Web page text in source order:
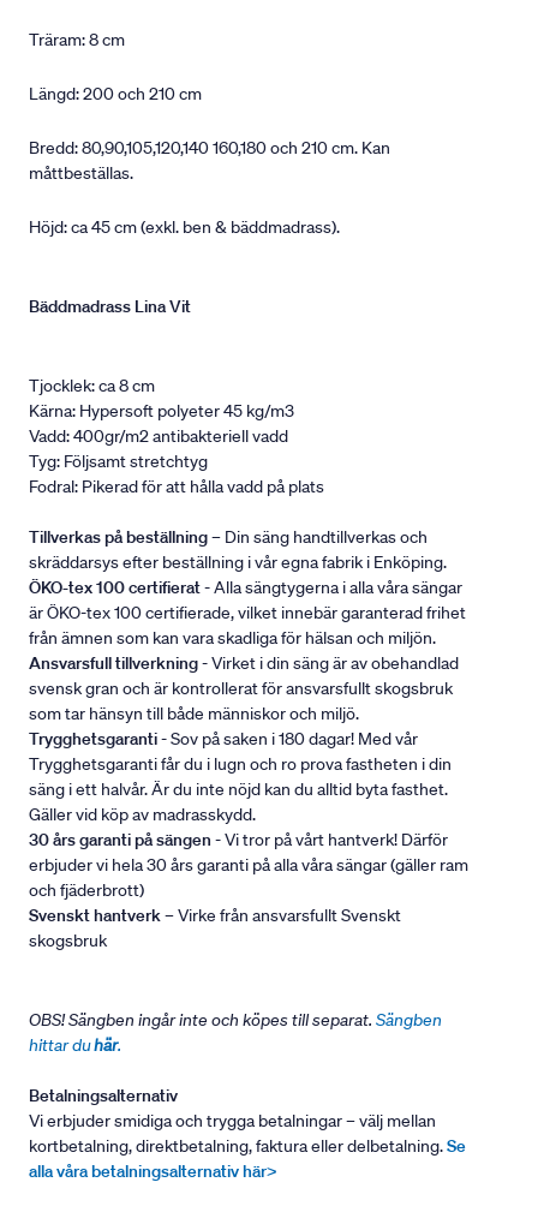
Träram: 8 cm
Längd: 200 och 210 cm
Bredd: 80,90,105,120,140 160,180 och 210 cm. Kan
måttbeställas.
Höjd: ca 45 cm (exkl. ben & bäddmadrass).
Bäddmadrass Lina Vit
Tjocklek: ca 8 cm
Kärna: Hypersoft polyeter 45 kg/m3
Vadd: 400gr/m2 antibakteriell vadd
Tyg: Följsamt stretchtyg
Fodral: Pikerad för att hålla vadd på plats
Tillverkas på beställning– Din säng handtillverkas och
skräddarsys efter beställning i vår egna fabrik i Enköping.
ÖKO-tex 100 certifierat- Alla sängtygerna i alla våra sängar
är ÖKO-tex 100 certifierade, vilket innebär garanterad frihet
från ämnen som kan vara skadliga för hälsan och miljön.
Ansvarsfull tillverkning- Virket i din säng är av obehandlad
svensk gran och är kontrollerat för ansvarsfullt skogsbruk
som tar hänsyn till både människor och miljö.
Trygghetsgaranti- Sov på saken i 180 dagar! Med vår
Trygghetsgaranti får du i lugn och ro prova fastheten i din
säng i ett halvår. Är du inte nöjd kan du alltid byta fasthet.
Gäller vid köp av madrasskydd.
30 års garanti på sängen - Vi tror på vårt hantverk! Därför
erbjuder vi hela 30 års garanti på alla våra sängar (gäller ram
och fjäderbrott)
Svenskt hantverk– Virke från ansvarsfullt Svenskt
skogsbruk
OBS! Sängben ingår inte och köpes till separat. Sängben
hittar duhär.
Betalningsalternativ
Vi erbjuder smidiga och trygga betalningar – välj mellan
kortbetalning, direktbetalning, faktura eller delbetalning.Se
alla våra betalningsalternativ här>